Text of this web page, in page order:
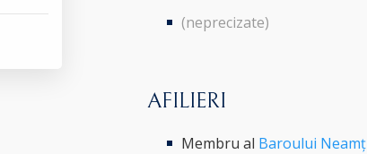
(neprecizate)
AFILIERI
Membru al Baroului Neamț